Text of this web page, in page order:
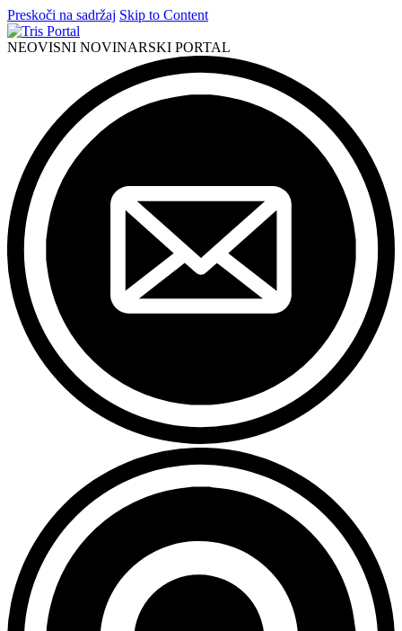
Preskoči na sadržaj Skip to Content
NEOVISNI NOVINARSKI PORTAL